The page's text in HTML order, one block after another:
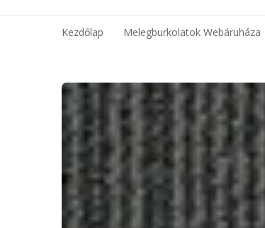
Kezdőlap Melegburkolatok Webáruháza